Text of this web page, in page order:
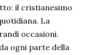
il cristianesimo
La
occasioni.
ogni parte della